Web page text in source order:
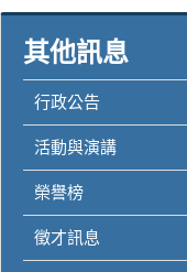
其他訊息
行政公告
活動與演講
榮譽榜
徵才訊息